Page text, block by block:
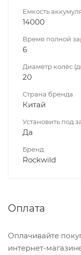
Емкость
14000
Время полной
6
Диаметр колёс
20
Страна бренда
Китай
Установить под
Да
Бренд
Rockwild
Оплата
Оплачивайте
интернет-